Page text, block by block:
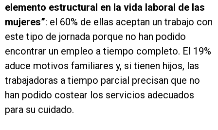
elemento estructural en la vida laboral de las
mujeres”: el 60% de ellas aceptan un trabajo con
este tipo de jornada porque no han podido
encontrar un empleo a tiempo completo. El 19%
aduce motivos familiares y, si tienen hijos, las
trabajadoras a tiempo parcial precisan que no
han podido costear los servicios adecuados
para su cuidado.